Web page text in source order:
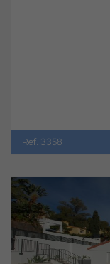
Ref. 3358